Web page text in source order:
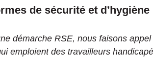
de sécurité et
démarche RSE, nous faisons
emploient des travailleurs